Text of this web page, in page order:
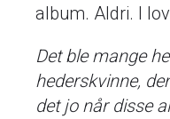
album. Aldri. I
Det ble mange
hederskvinne,
det jo når disse